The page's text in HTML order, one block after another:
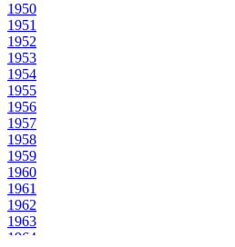
1950
1951
1952
1953
1954
1955
1956
1957
1958
1959
1960
1961
1962
1963
1964